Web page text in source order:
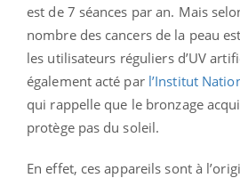
est de 7 séances par an. Mais
nombre des cancers de la peau
les utilisateurs réguliers d’UV
également acté par l’Institut
qui rappelle que le bronzage
protège pas du soleil.
En effet, ces appareils sont à